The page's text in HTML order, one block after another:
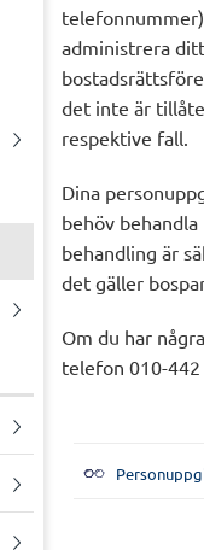
administrera
det inte är
respektive fall.
Dina
behöv
behandling är
det gäller
Om du har
telefon 010-442